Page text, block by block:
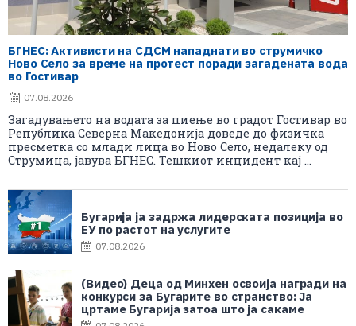
БГНЕС: Aктивисти на СДСМ нападнати во струмичко
Ново Село за време на протест поради загадената вода
во Гостивар
07.08.2026
Загадувањето на водата за пиење во градот Гостивар во
Република Северна Македонија доведе до физичка
пресметка со млади лица во Ново Село, недалеку од
Струмица, јавува БГНЕС. Тешкиот инцидент кај ...
Бугарија ја задржа лидерската позиција во
ЕУ по растот на услугите
07.08.2026
(Видео) Деца од Минхен освоија награди на
конкурси за Бугарите во странство: Ја
цртаме Бугарија затоа што ја сакаме